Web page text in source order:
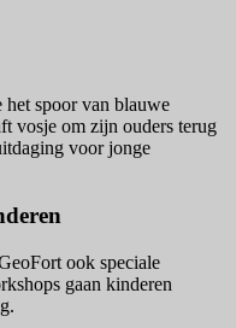
spoor van blauwe
vosje om zijn ouders terug
voor jonge
ook speciale
gaan kinderen